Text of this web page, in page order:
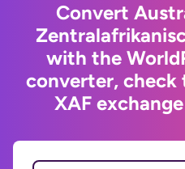
Convert
with the
converter, check
XAF